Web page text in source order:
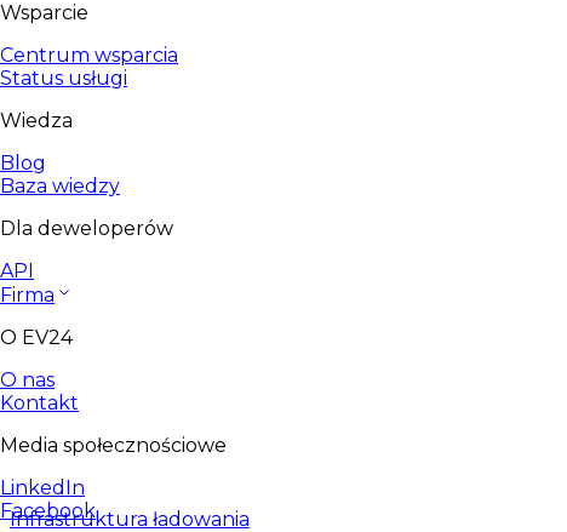
Wsparcie
Centrum wsparcia
Status usługi
Wiedza
Blog
Baza wiedzy
Dla deweloperów
API
Firma
O EV24
O nas
Kontakt
Media społecznościowe
LinkedIn
Facebook
Infrastruktura ładowania